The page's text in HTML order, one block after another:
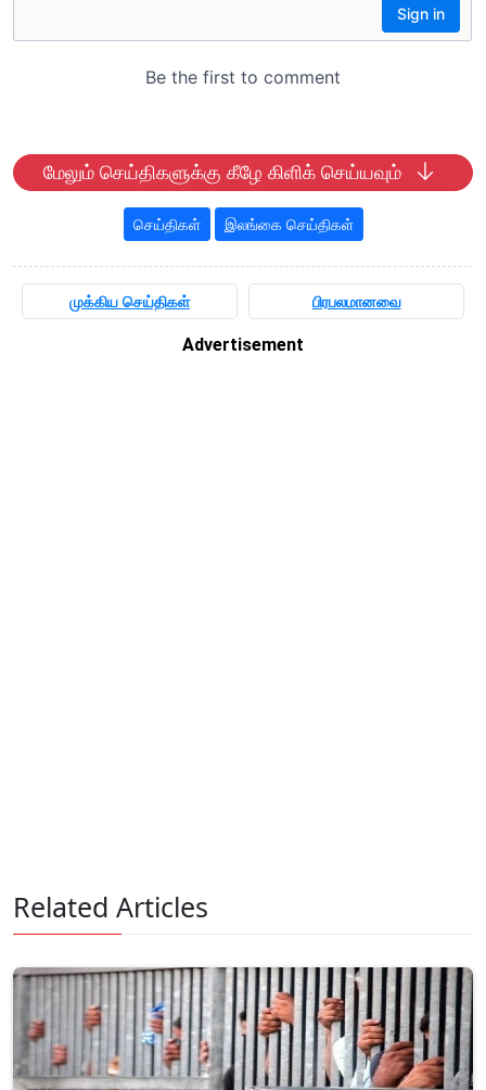
மேலும் செய்திகளுக்கு கீழே கிளிக் செய்யவும்
செய்திகள் இலங்கை செய்திகள்
முக்கிய செய்திகள் பிரபலமானவை
Advertisement
Related Articles